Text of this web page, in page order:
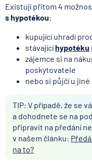
Existují přitom 4
s hypotékou:
kupující uhradí
stávajícíhypotéku
zájemce si na
poskytovatele
nebo si půjčí u jiné
TIP: V případě, že se
a dohodnete se na
připravit na předání
v našem článku:
na to?